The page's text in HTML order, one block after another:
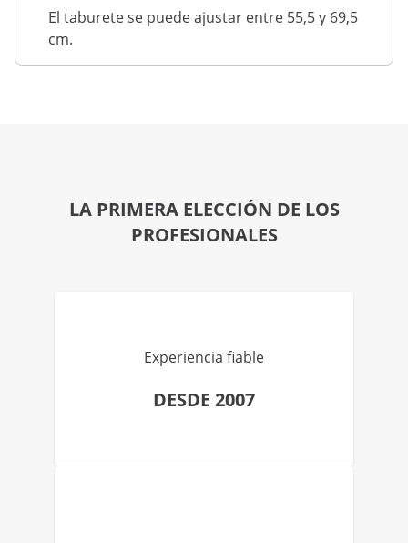
El taburete se puede ajustar entre 55,5 y 69,5
cm.
LA PRIMERA ELECCIÓN DE LOS
PROFESIONALES
Experiencia fiable
DESDE 2007